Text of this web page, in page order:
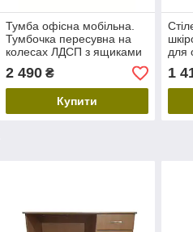
Тумба офісна мобільна.
Тумбочка пересувна на
колесах ЛДСП з ящиками
в офіс
2 490₴
Купити
для
на
1